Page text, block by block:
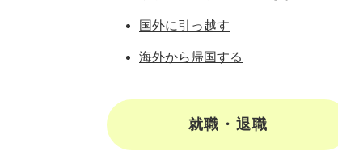
国外に引っ越す
海外から帰国する
就職・退職